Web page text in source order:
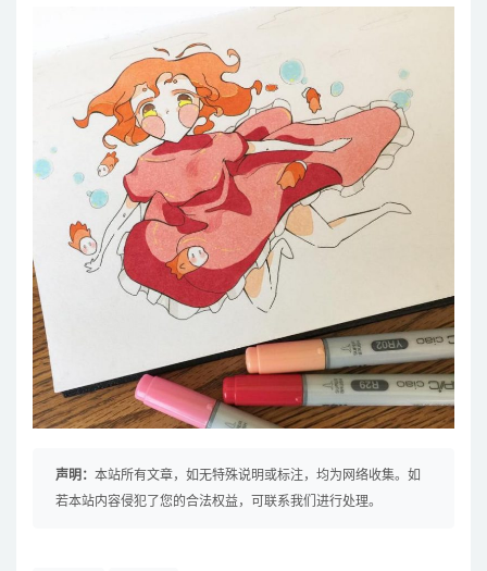
声明： 本站所有文章，如无特殊说明或标注，均为网络收集。如
若本站内容侵犯了您的合法权益，可联系我们进行处理。